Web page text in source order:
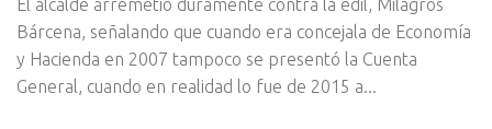
El alcalde arremetió duramente contra la edil, Milagros
Bárcena, señalando que cuando era concejala de Economía
y Hacienda en 2007 tampoco se presentó la Cuenta
General, cuando en realidad lo fue de 2015 a...